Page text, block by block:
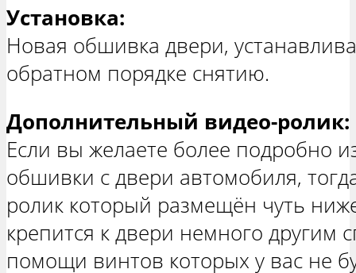
Установка:
Новая обшивка двери,
обратном порядке снятию.
Дополнительный видео-ролик:
Если вы желаете более подробно
обшивки с двери автомобиля,
ролик который размещён чуть
крепится к двери немного другим
помощи винтов которых у вас не